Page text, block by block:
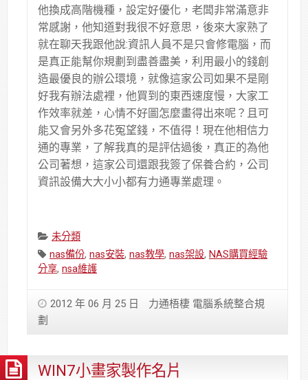
他換成高階機種，設定好優化，老闆非常滿意非
常感謝，他知道對我很不好意思，後來大家熟了
就在聊天我跟他說:資訊人員不是只會修電腦，而
是真正能幫你規劃到盡善盡美，利用最小的錢創
造最優良的辦公環境，就像這家公司如果不是剛
好我有辦法處裡，他買到的東西速度慢，大家工
作效率就差，心情不好圖怎麼畫得出來呢？且可
能又會另外多花冤望錢，不值得！現在他相信力
通的專業，了解我真的是評估過後，真正的為他
公司著想，這家公司還跟我簽了保養合約，公司
資訊設備大大小小都有力通專業處理。
Categories:
未分類
Tags:
nas備份, nas安裝, nas教學, nas架設, NAS購買經驗
分享, nsa維護
2012 年 06 月 25 日
力通梧棲 電腦系統整合規
劃
WIN7小畫家製作名片